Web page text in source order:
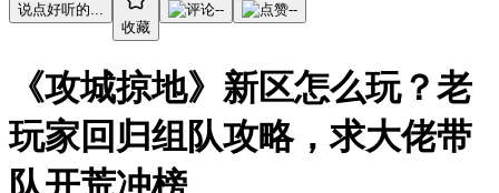
说点好听的...
收藏
-- --
《攻城掠地》新区怎么玩？老
玩家回归组队攻略，求大佬带